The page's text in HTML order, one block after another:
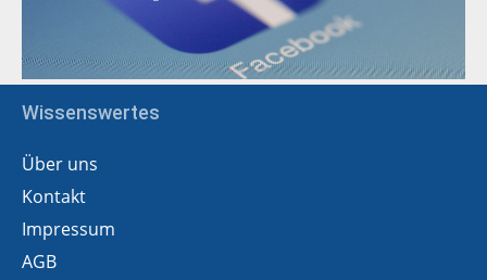
Wissenswertes
Über uns
Kontakt
Impressum
AGB